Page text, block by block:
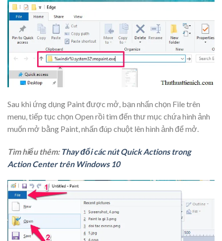
Sau khi ứng dụng Paint được mở, bạn nhấn chọn File trên
menu, tiếp tục chọn Open rồi tìm đến thư mục chứa hình ảnh
muốn mở bằng Paint, nhấn đúp chuột lên hình ảnh để mở.
Tìm hiểu thêm: Thay đổi các nút Quick Actions trong
Action Center trên Windows 10